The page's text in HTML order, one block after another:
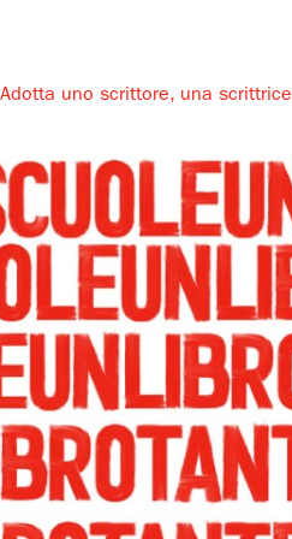
Adotta uno scrittore, una scrittrice